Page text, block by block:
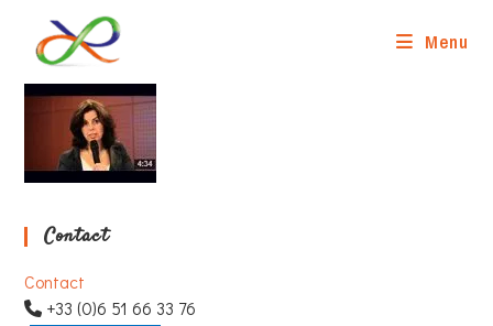
content
Menu
Contact
Contact
+33 (0)6 51 66 33 76